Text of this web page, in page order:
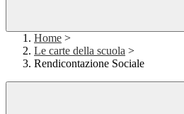
Home >
Le carte della scuola >
Rendicontazione Sociale